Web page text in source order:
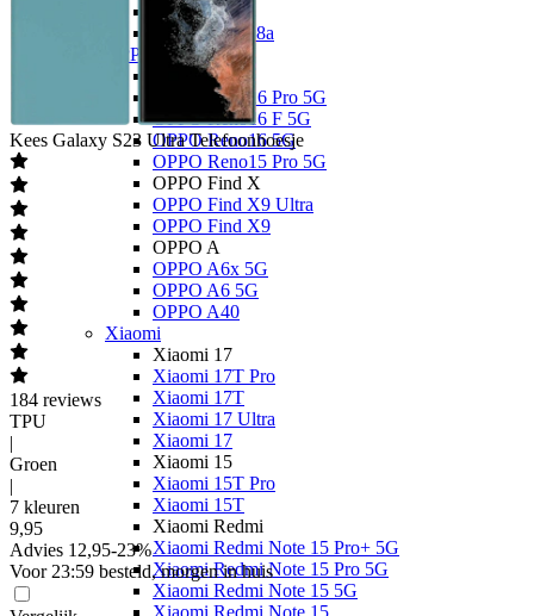
Overige
Google Pixel 8a
OPPO
OPPO Reno
OPPO Reno16 Pro 5G
OPPO Reno16 F 5G
OPPO Reno16 5G
OPPO Reno15 Pro 5G
OPPO Find X
OPPO Find X9 Ultra
OPPO Find X9
OPPO A
OPPO A6x 5G
OPPO A6 5G
OPPO A40
Xiaomi
Xiaomi 17
Xiaomi 17T Pro
Xiaomi 17T
Xiaomi 17 Ultra
Xiaomi 17
Xiaomi 15
Xiaomi 15T Pro
Xiaomi 15T
Xiaomi Redmi
Xiaomi Redmi Note 15 Pro+ 5G
Xiaomi Redmi Note 15 Pro 5G
Xiaomi Redmi Note 15 5G
Xiaomi Redmi Note 15
Kees Galaxy S23 Ultra Telefoonhoesje
184 reviews
TPU
|
Groen
|
7 kleuren
9,95
Advies 12,95-23%
Voor 23:59 besteld, morgen in huis